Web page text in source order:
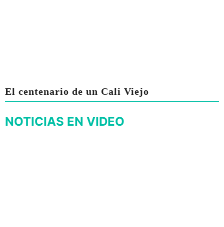
El centenario de un Cali Viejo
NOTICIAS EN VIDEO